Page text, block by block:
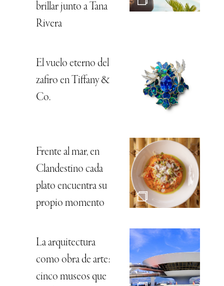
brillar junto a Tana
Rivera
El vuelo eterno del
zafiro en Tiffany &
Co.
Frente al mar, en
Clandestino cada
plato encuentra su
propio momento
La arquitectura
como obra de arte:
cinco museos que